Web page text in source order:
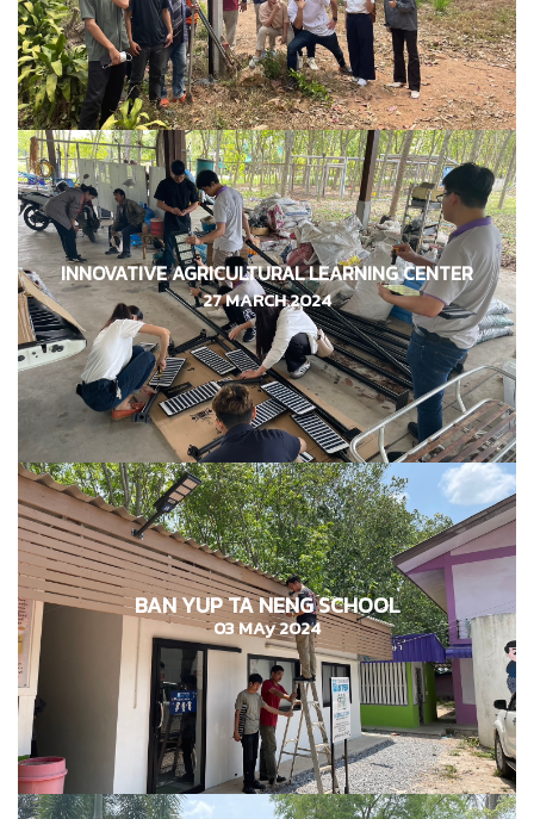
INNOVATIVE AGRICULTURAL LEARNING CENTER
27 MARCH 2024
ศูนย์เรียนรู้เกษตรนวัต สถาบันเทคโนโลยีจิตรลดา
06 มีนาคม 2567
BAN YUP TA NENG SCHOOL
03 MAy 2024
โรงเรียนบ้านยุบตาเหน่ง
03 พฤษาคม 2567